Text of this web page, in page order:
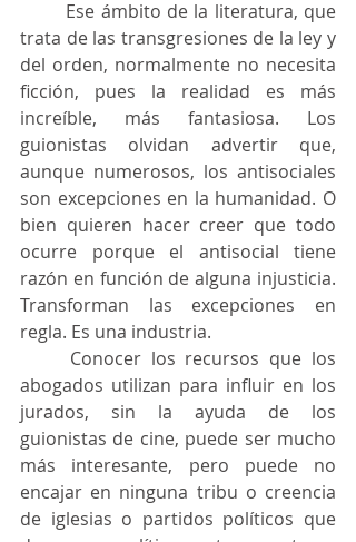
trata de las transgresiones de la ley y
del orden, normalmente no necesita
ficción, pues la realidad es más
increíble, más fantasiosa. Los
guionistas olvidan advertir que,
aunque numerosos, los antisociales
son excepciones en la humanidad. O
bien quieren hacer creer que todo
ocurre porque el antisocial tiene
razón en función de alguna injusticia.
Transforman las excepciones en
regla. Es una industria.
abogados utilizan para influir en los
jurados, sin la ayuda de los
guionistas de cine, puede ser mucho
más interesante, pero puede no
encajar en ninguna tribu o creencia
de iglesias o partidos políticos que